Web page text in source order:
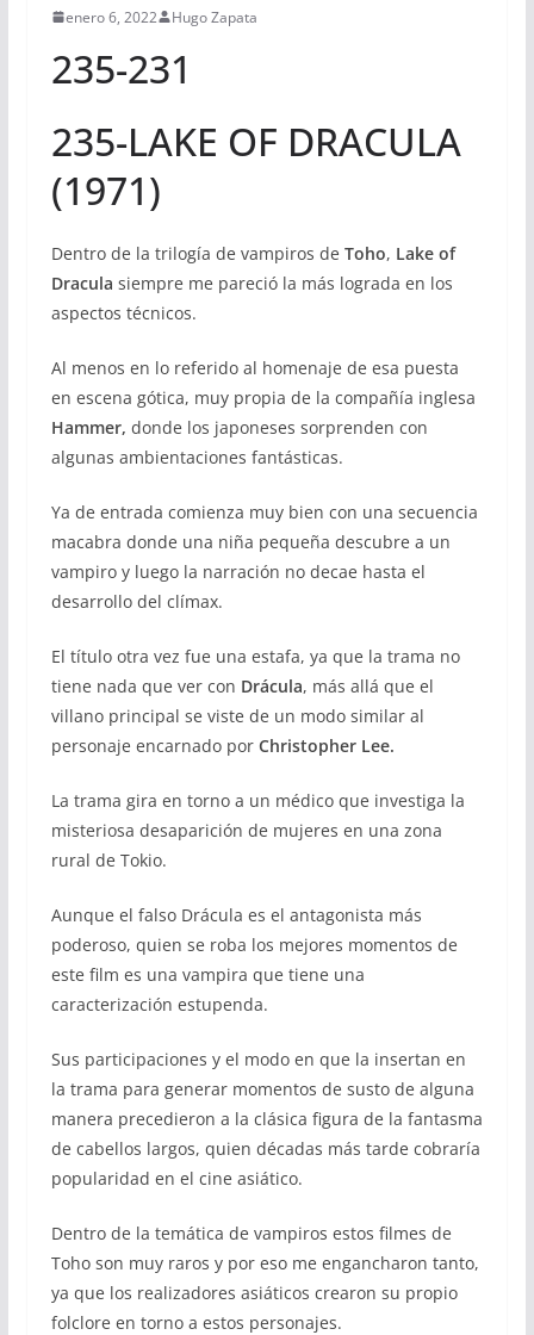
enero 6, 2022 Hugo Zapata
235-231
235-LAKE OF DRACULA
(1971)
Dentro de la trilogía de vampiros de Toho, Lake of
Dracula siempre me pareció la más lograda en los
aspectos técnicos.
Al menos en lo referido al homenaje de esa puesta
en escena gótica, muy propia de la compañía inglesa
Hammer, donde los japoneses sorprenden con
algunas ambientaciones fantásticas.
Ya de entrada comienza muy bien con una secuencia
macabra donde una niña pequeña descubre a un
vampiro y luego la narración no decae hasta el
desarrollo del clímax.
El título otra vez fue una estafa, ya que la trama no
tiene nada que ver con Drácula, más allá que el
villano principal se viste de un modo similar al
personaje encarnado por Christopher Lee.
La trama gira en torno a un médico que investiga la
misteriosa desaparición de mujeres en una zona
rural de Tokio.
Aunque el falso Drácula es el antagonista más
poderoso, quien se roba los mejores momentos de
este film es una vampira que tiene una
caracterización estupenda.
Sus participaciones y el modo en que la insertan en
la trama para generar momentos de susto de alguna
manera precedieron a la clásica figura de la fantasma
de cabellos largos, quien décadas más tarde cobraría
popularidad en el cine asiático.
Dentro de la temática de vampiros estos filmes de
Toho son muy raros y por eso me engancharon tanto,
ya que los realizadores asiáticos crearon su propio
folclore en torno a estos personajes.